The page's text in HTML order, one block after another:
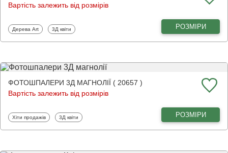
Вартість залежить від розмірів
Фотошпалери
Дерева Art Фотошпалери
3Д квіти РОЗМІРИ
ФОТОШПАЛЕРИ 3Д МАГНОЛІЇ ( 20657 )
Вартість залежить від розмірів
Фотошпалери
Хіти продажів Фотошпалери
3Д квіти РОЗМІРИ